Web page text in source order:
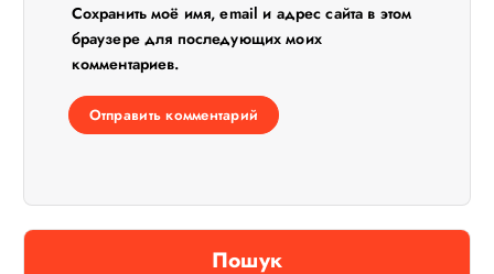
Сохранить моё имя, email и адрес сайта в этом
браузере для последующих моих
комментариев.
Пошук